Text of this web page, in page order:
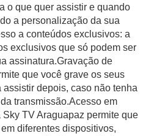
o que quer assistir e quando
a personalização da sua
a conteúdos exclusivos: a
exclusivos que só podem ser
assinatura.Gravação de
que você grave os seus
assistir depois, caso não tenha
transmissão.Acesso em
TV Araguapaz permite que
diferentes dispositivos,